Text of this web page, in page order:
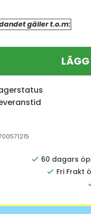
gäller t.o.m:
60 dagars
Fri Frakt